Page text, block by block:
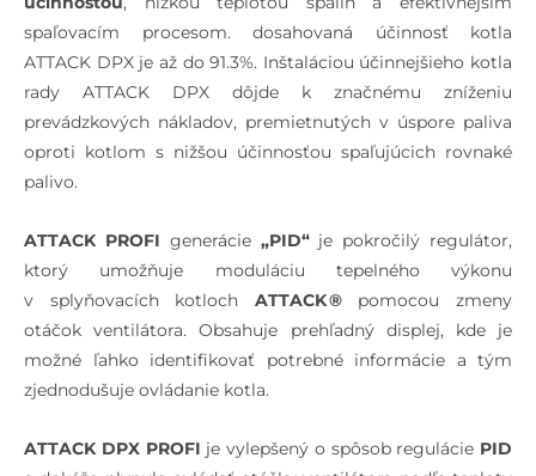
spaľovacím procesom. dosahovaná účinnosť kotla
ATTACK DPX je až do 91.3%. Inštaláciou účinnejšieho kotla
rady ATTACK DPX dôjde k značnému zníženiu
prevádzkových nákladov, premietnutých v úspore paliva
oproti kotlom s nižšou účinnosťou spaľujúcich rovnaké
palivo.
ATTACK PROFI generácie „PID“je pokročilý regulátor,
ktorý umožňuje moduláciu tepelného výkonu
v splyňovacích kotloch ATTACK ®pomocou zmeny
otáčok ventilátora. Obsahuje prehľadný displej, kde je
možné ľahko identifikovať potrebné informácie a tým
zjednodušuje ovládanie kotla.
ATTACK DPX PROFI je vylepšený o spôsob regulácie PID